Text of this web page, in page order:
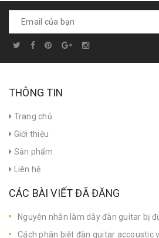
THÔNG TIN
Trang chủ
Giới thiệu
Sản phẩm
Liên hệ
CÁC BÀI VIẾT ĐÃ ĐĂNG
Nguyên nhân làm dây đàn guitar bị
Cách phân biệt đàn guitar accoustic